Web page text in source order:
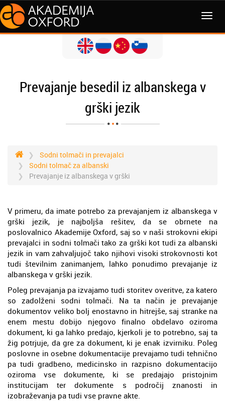
MENI
Prevajanje besedil iz albanskega v
grški jezik
Sodni tolmači in prevajalci
Sodni tolmač za albanski
Prevajanje iz albanskega v grški
V primeru, da imate potrebo za prevajanjem iz albanskega v
grški jezik, je najboljša rešitev, da se obrnete na
poslovalnico Akademije Oxford, saj so v naši strokovni ekipi
prevajalci in sodni tolmači tako za grški kot tudi za albanski
jezik in vam zahvaljujoč tako njihovi visoki strokovnosti kot
tudi številnim zanimanjem, lahko ponudimo prevajanje iz
albanskega v grški jezik.
Poleg prevajanja pa izvajamo tudi storitev overitve, za katero
so zadolženi sodni tolmači. Na ta način je prevajanje
dokumentov veliko bolj enostavno in hitrejše, saj stranke na
enem mestu dobijo njegovo finalno obdelavo oziroma
dokument, ki ga lahko predajo, kjerkoli je to potrebno, saj ta
žig potrjuje, da gre za dokument, ki je enak izvirniku. Poleg
poslovne in osebne dokumentacije prevajamo tudi tehnično
pa tudi gradbeno, medicinsko in razpisno dokumentacijo
oziroma vse dokumente, ki se predajajo pristojnim
institucijam ter dokumente s področij znanosti in
izobraževanja pa tudi vse pravne akte.